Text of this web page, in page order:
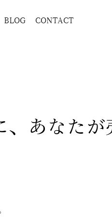
BLOG CONTACT
、あなたが